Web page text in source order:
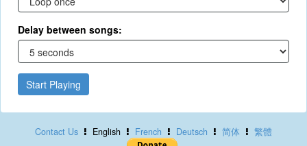
Delay between songs:
Start Playing
Contact Us English French Deutsch 简体 繁體